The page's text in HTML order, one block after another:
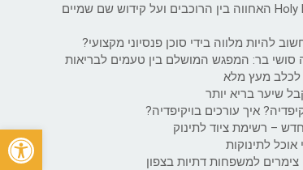
Holy Riders האחווה בין הרוכבים ועל קידוש שם שמיים
להיות מלווה בידי סוכן פנסיוני מקצועי?
סושי בר: המפגש המושלם בין טעמים לבריאות
לכלב מעץ מלא
שיער בריא יותר
איך עורכים בויקיפדיה?
– רשימת ציוד לתינוק
אוכל לתינוקות
למשפחות דתיות בצפון